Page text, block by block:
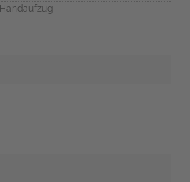
Handaufzug